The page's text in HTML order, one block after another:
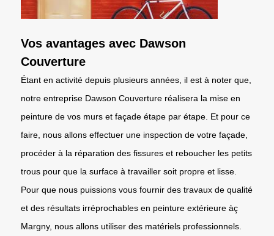
Vos avantages avec Dawson
Couverture
Étant en activité depuis plusieurs années, il est à noter que,
notre entreprise Dawson Couverture réalisera la mise en
peinture de vos murs et façade étape par étape. Et pour ce
faire, nous allons effectuer une inspection de votre façade,
procéder à la réparation des fissures et reboucher les petits
trous pour que la surface à travailler soit propre et lisse.
Pour que nous puissions vous fournir des travaux de qualité
et des résultats irréprochables en peinture extérieure àç
Margny, nous allons utiliser des matériels professionnels.